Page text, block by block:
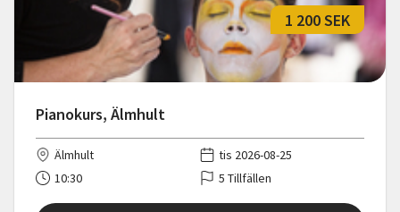
Pianokurs, Älmhult
1 200 SEK
Älmhult
tis 2026-08-25
10:30
5 Tillfällen